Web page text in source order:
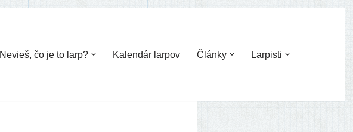
Nevieš, čo je to larp? Kalendár larpov Články Larpisti